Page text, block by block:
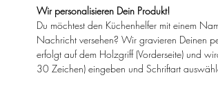
Wir personalisieren Dein Produkt!
Du möchtest den Küchenhelfer mit einem
Nachricht versehen? Wir gravieren Deinen
erfolgt auf dem Holzgriff (Vorderseite) und
30 Zeichen) eingeben und Schriftart